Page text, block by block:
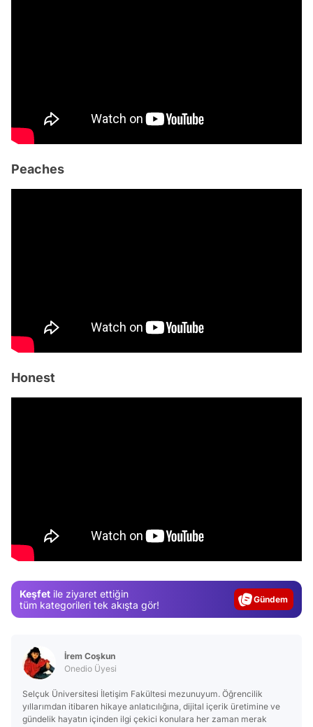
Peaches
Honest
Keşfet ile ziyaret ettiğin
tüm kategorileri tek akışta gör!
Gündem
İrem Coşkun
Onedio Üyesi
Selçuk Üniversitesi İletişim Fakültesi mezunuyum. Öğrencilik
yıllarımdan itibaren hikaye anlatıcılığına, dijital içerik üretimine ve
gündelik hayatın içinden ilgi çekici konulara her zaman merak